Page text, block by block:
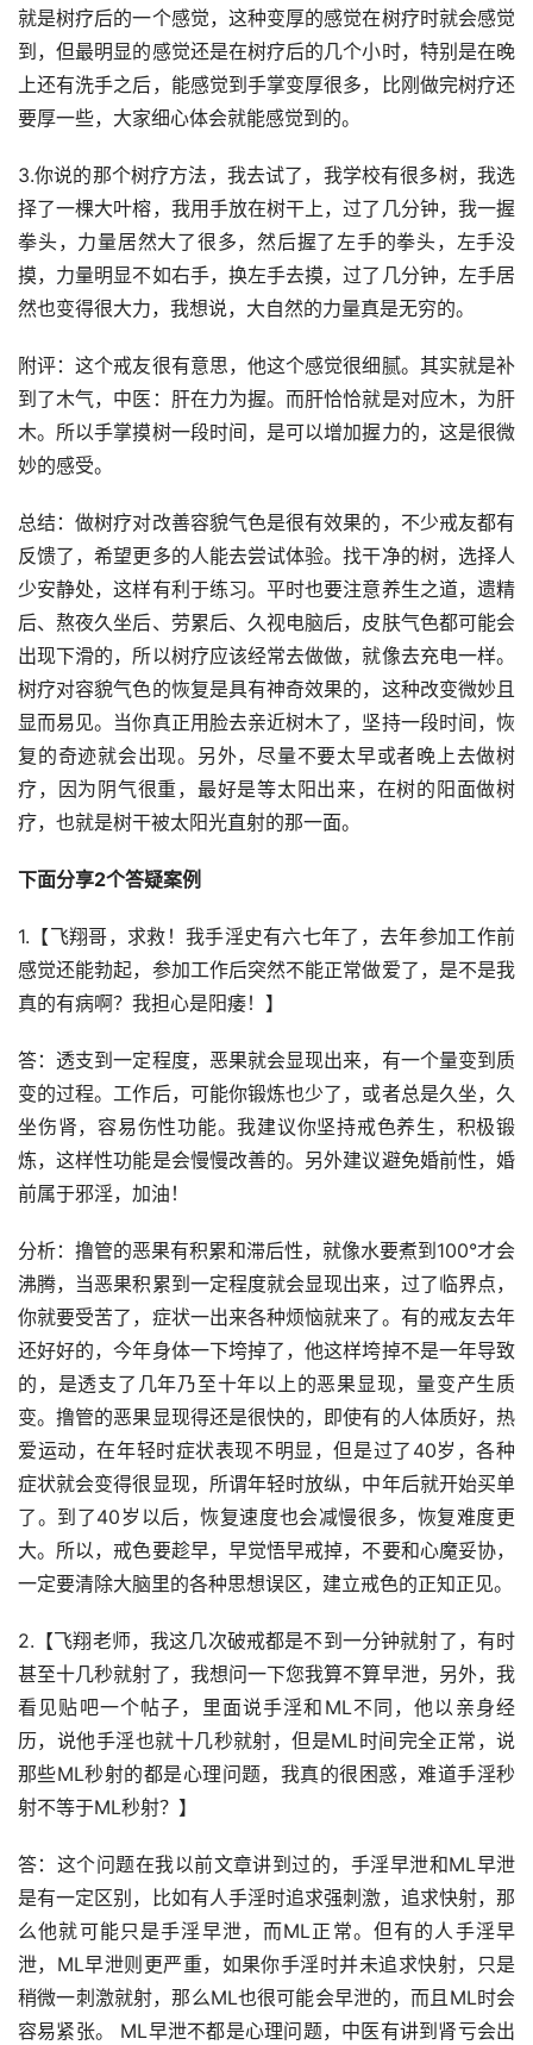
就是树疗后的一个感觉，这种变厚的感觉在树疗时就会感觉
到，但最明显的感觉还是在树疗后的几个小时，特别是在晚
上还有洗手之后，能感觉到手掌变厚很多，比刚做完树疗还
要厚一些，大家细心体会就能感觉到的。
3.你说的那个树疗方法，我去试了，我学校有很多树，我选
择了一棵大叶榕，我用手放在树干上，过了几分钟，我一握
拳头，力量居然大了很多，然后握了左手的拳头，左手没
摸，力量明显不如右手，换左手去摸，过了几分钟，左手居
然也变得很大力，我想说，大自然的力量真是无穷的。
附评：这个戒友很有意思，他这个感觉很细腻。其实就是补
到了木气，中医：肝在力为握。而肝恰恰就是对应木，为肝
木。所以手掌摸树一段时间，是可以增加握力的，这是很微
妙的感受。
总结：做树疗对改善容貌气色是很有效果的，不少戒友都有
反馈了，希望更多的人能去尝试体验。找干净的树，选择人
少安静处，这样有利于练习。平时也要注意养生之道，遗精
后、熬夜久坐后、劳累后、久视电脑后，皮肤气色都可能会
出现下滑的，所以树疗应该经常去做做，就像去充电一样。
树疗对容貌气色的恢复是具有神奇效果的，这种改变微妙且
显而易见。当你真正用脸去亲近树木了，坚持一段时间，恢
复的奇迹就会出现。另外，尽量不要太早或者晚上去做树
疗，因为阴气很重，最好是等太阳出来，在树的阳面做树
疗，也就是树干被太阳光直射的那一面。
下面分享2个答疑案例
1.【飞翔哥，求救！我手淫史有六七年了，去年参加工作前
感觉还能勃起，参加工作后突然不能正常做爱了，是不是我
真的有病啊？我担心是阳痿！】
答：透支到一定程度，恶果就会显现出来，有一个量变到质
变的过程。工作后，可能你锻炼也少了，或者总是久坐，久
坐伤肾，容易伤性功能。我建议你坚持戒色养生，积极锻
炼，这样性功能是会慢慢改善的。另外建议避免婚前性，婚
前属于邪淫，加油！
分析：撸管的恶果有积累和滞后性，就像水要煮到100°才会
沸腾，当恶果积累到一定程度就会显现出来，过了临界点，
你就要受苦了，症状一出来各种烦恼就来了。有的戒友去年
还好好的，今年身体一下垮掉了，他这样垮掉不是一年导致
的，是透支了几年乃至十年以上的恶果显现，量变产生质
变。撸管的恶果显现得还是很快的，即使有的人体质好，热
爱运动，在年轻时症状表现不明显，但是过了40岁，各种
症状就会变得很显现，所谓年轻时放纵，中年后就开始买单
了。到了40岁以后，恢复速度也会减慢很多，恢复难度更
大。所以，戒色要趁早，早觉悟早戒掉，不要和心魔妥协，
一定要清除大脑里的各种思想误区，建立戒色的正知正见。
2.【飞翔老师，我这几次破戒都是不到一分钟就射了，有时
甚至十几秒就射了，我想问一下您我算不算早泄，另外，我
看见贴吧一个帖子，里面说手淫和ML不同，他以亲身经
历，说他手淫也就十几秒就射，但是ML时间完全正常，说
那些ML秒射的都是心理问题，我真的很困惑，难道手淫秒
射不等于ML秒射？】
答：这个问题在我以前文章讲到过的，手淫早泄和ML早泄
是有一定区别，比如有人手淫时追求强刺激，追求快射，那
么他就可能只是手淫早泄，而ML正常。但有的人手淫早
泄，ML早泄则更严重，如果你手淫时并未追求快射，只是
稍微一刺激就射，那么ML也很可能会早泄的，而且ML时会
容易紧张。 ML早泄不都是心理问题，中医有讲到肾亏会出